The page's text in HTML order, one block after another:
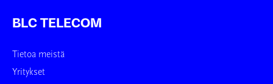
BLC TELECOM
Tietoa meistä
Yritykset